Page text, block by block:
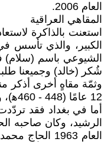
العام 2006.
المقاهي العراقية
استعنت بالذاكرة
الكبير، والذي تأسس
شُكر (خالد) وجميعنا
وثمّة مقاهٍ أخرى أذكر
12 عامًا (448 - 460ﻫ)، وتحتفل النجف في العام المقبل بمرور 1000 عام على الدور الريادي للحوزة.
أما في بغداد فقد